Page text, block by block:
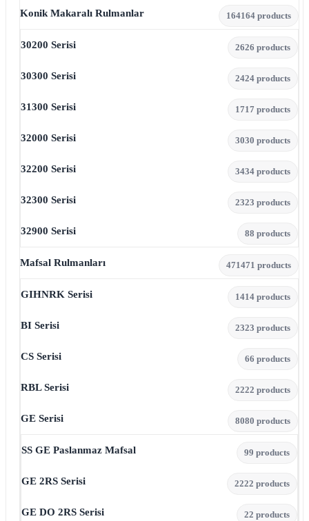
Konik Makaralı Rulmanlar 164164 products
30200 Serisi 2626 products
30300 Serisi 2424 products
31300 Serisi 1717 products
32000 Serisi 3030 products
32200 Serisi 3434 products
32300 Serisi 2323 products
32900 Serisi 88 products
Mafsal Rulmanları 471471 products
GIHNRK Serisi 1414 products
BI Serisi 2323 products
CS Serisi 66 products
RBL Serisi 2222 products
GE Serisi 8080 products
SS GE Paslanmaz Mafsal 99 products
GE 2RS Serisi 2222 products
GE DO 2RS Serisi 22 products